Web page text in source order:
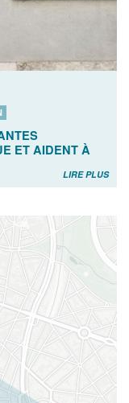
ET AIDENT À
LIRE PLUS